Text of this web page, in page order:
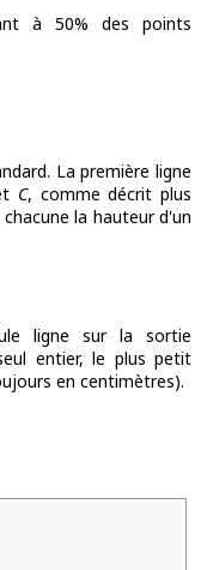
à 50% des points
La première ligne
C, comme décrit plus
la hauteur d'un
ligne sur la sortie
entier, le plus petit
en centimètres).